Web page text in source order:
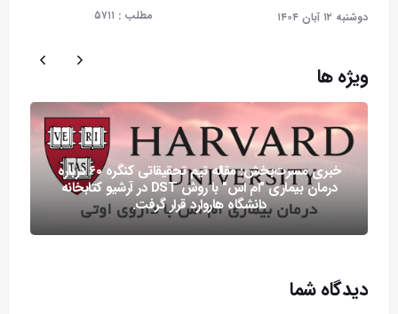
دوشنبه ۱۲ آبان ۱۴۰۴
مطلب : ۵۷۱۱
ویژه ها
خبری مسرت‌بخش: مقاله تیم تحقیقاتی کنگره ۶۰ درباره
درمان بیماری "ام اس" با روش DST در آرشیو کتابخانه
دانشگاه هاروارد قرار گرفت.
دیدگاه شما